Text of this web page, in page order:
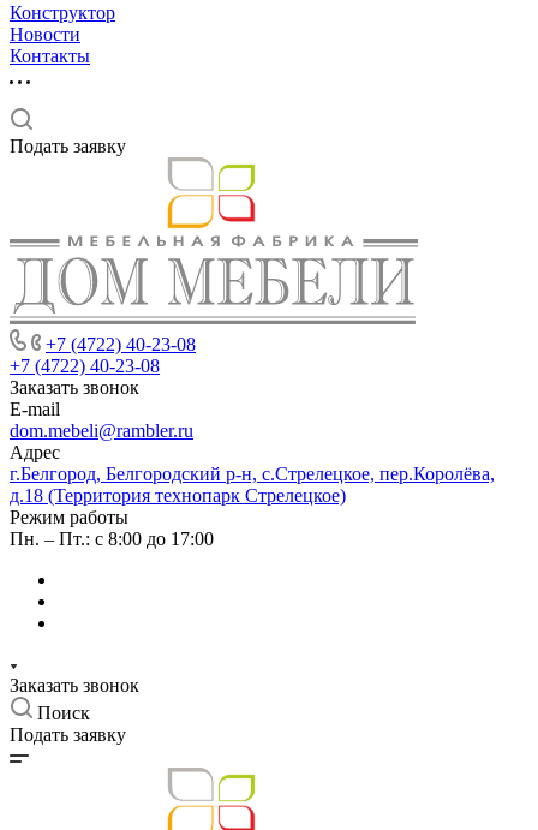
Конструктор
Новости
Контакты
Подать заявку
+7 (4722) 40-23-08
+7 (4722) 40-23-08
Заказать звонок
E-mail
dom.mebeli@rambler.ru
Адрес
г.Белгород, Белгородский р-н, с.Стрелецкое, пер.Королёва,
д.18 (Территория технопарк Стрелецкое)
Режим работы
Пн. – Пт.: с 8:00 до 17:00
Заказать звонок
Поиск
Подать заявку